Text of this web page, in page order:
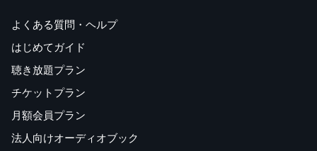
よくある質問・ヘルプ
はじめてガイド
聴き放題プラン
チケットプラン
月額会員プラン
法人向けオーディオブック